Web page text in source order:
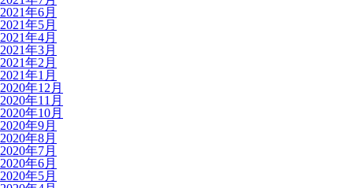
2021年6月
2021年5月
2021年4月
2021年3月
2021年2月
2021年1月
2020年12月
2020年11月
2020年10月
2020年9月
2020年8月
2020年7月
2020年6月
2020年5月